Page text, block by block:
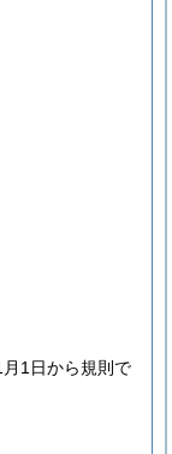
1日から規則で